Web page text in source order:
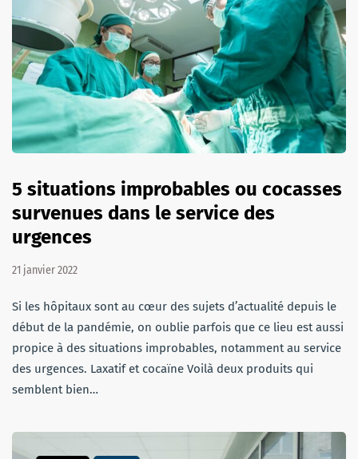
5 situations improbables ou cocasses
survenues dans le service des
urgences
21 janvier 2022
Si les hôpitaux sont au cœur des sujets d’actualité depuis le
début de la pandémie, on oublie parfois que ce lieu est aussi
propice à des situations improbables, notamment au service
des urgences. Laxatif et cocaïne Voilà deux produits qui
semblent bien…